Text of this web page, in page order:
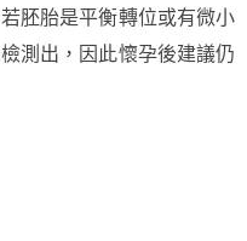
胚胎是平衡轉位或有微小
測出，因此懷孕後建議仍